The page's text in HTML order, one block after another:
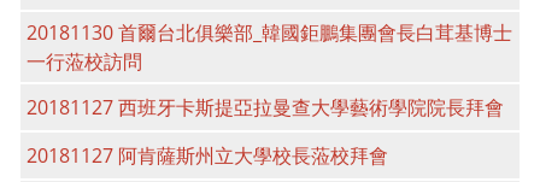
20181130 首爾台北俱樂部_韓國鉅鵬集團會長白茸基博士
一行蒞校訪問
20181127 西班牙卡斯提亞拉曼查大學藝術學院院長拜會
20181127 阿肯薩斯州立大學校長蒞校拜會